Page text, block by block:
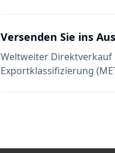
Versenden Sie ins
Weltweiter
Exportklassifizierung